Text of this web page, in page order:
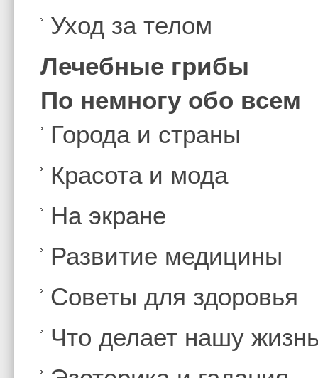
Уход за телом
Лечебные грибы
По немногу обо всем
Города и страны
Красота и мода
На экране
Развитие медицины
Советы для здоровья
Что делает нашу